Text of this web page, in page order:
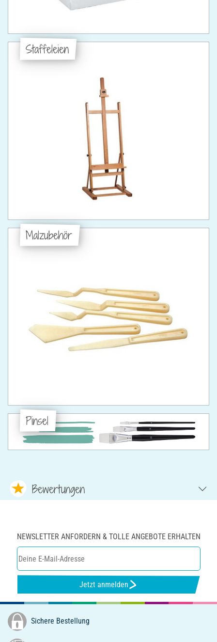
Staffeleien
Malzubehör
Pinsel
Bewertungen
NEWSLETTER ANFORDERN & TOLLE ANGEBOTE ERHALTEN
Jetzt anmelden
Sichere Bestellung